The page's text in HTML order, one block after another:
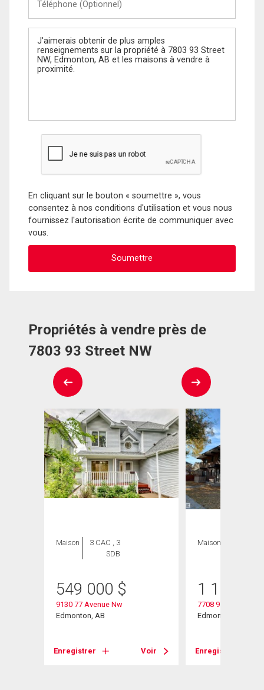
(Optionnel)
Message
En cliquant sur le bouton « soumettre », vous
consentez à nos conditions d'utilisation et vous nous
fournissez l'autorisation écrite de communiquer avec
vous.
Propriétés à vendre près de
7803 93 Street NW
Maison
3 CAC , 3
SDB
549 000 $
9130 77 Avenue Nw
Edmonton, AB
Enregistrer Voir
Maison
1 100
7708 91 Street
Edmonton, AB
Enregistrer